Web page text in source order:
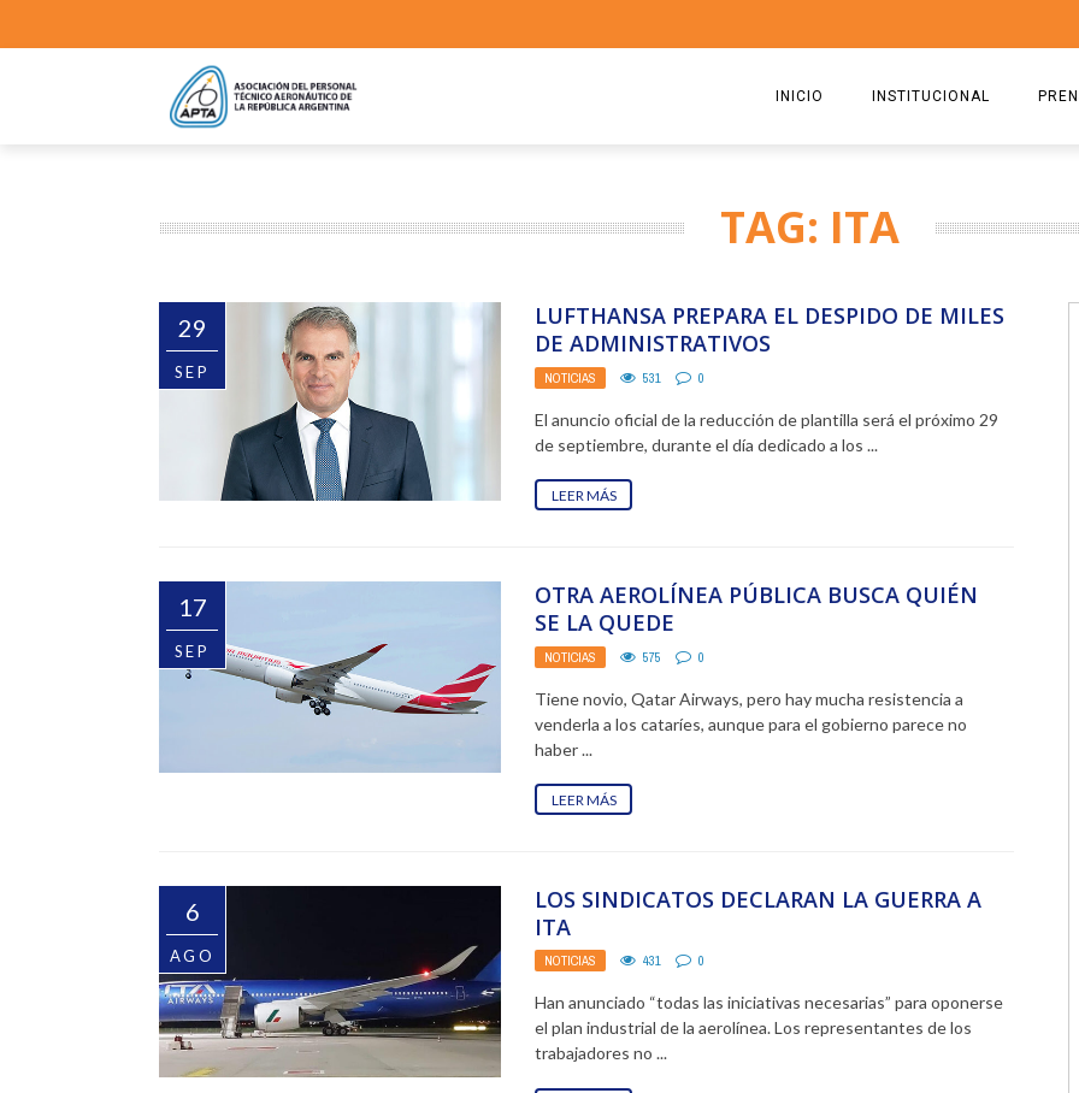
INICIO INSTITUCIONAL
ESTATUTO 2025
TAG: ITA
29
SEP
LUFTHANSA PREPARA EL DESPIDO DE MILES
DE ADMINISTRATIVOS
NOTICIAS 531 0
El anuncio oficial de la reducción de plantilla será el próximo 29
de septiembre, durante el día dedicado a los ...
LEER MÁS
17
SEP
OTRA AEROLÍNEA PÚBLICA BUSCA QUIÉN
SE LA QUEDE
NOTICIAS 575 0
Tiene novio, Qatar Airways, pero hay mucha resistencia a
venderla a los cataríes, aunque para el gobierno parece no
haber ...
LEER MÁS
6
AGO
LOS SINDICATOS DECLARAN LA GUERRA A
ITA
NOTICIAS 431 0
Han anunciado “todas las iniciativas necesarias” para oponerse
el plan industrial de la aerolínea. Los representantes de los
trabajadores no ...